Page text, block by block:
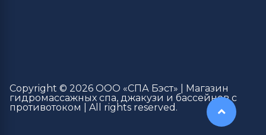
Copyright © 2026 ООО «СПА Бэст» | Магазин
гидромассажных спа, джакузи и бассейнов с
противотоком | All rights reserved.